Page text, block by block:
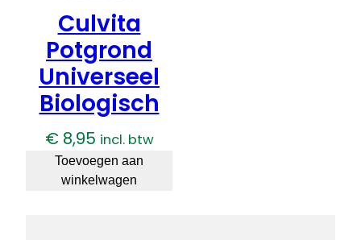
Culvita
Potgrond
Universeel
Biologisch
€8,95 incl. btw
Toevoegen aan
winkelwagen